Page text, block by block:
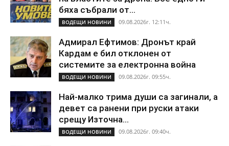
бяха събрали от...
ВОДЕЩИ НОВИНИ 09.08.2026г. 12:11ч.
Адмирал Ефтимов: Дронът край
Кардам е бил отклонен от
системите за електронна война
ВОДЕЩИ НОВИНИ 09.08.2026г. 09:55ч.
Най-малко трима души са загинали, а
девет са ранени при руски атаки
срещу Източна...
ВОДЕЩИ НОВИНИ 09.08.2026г. 09:40ч.